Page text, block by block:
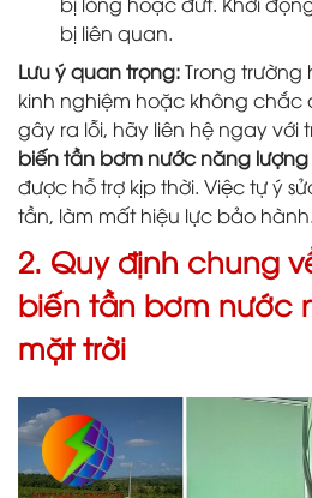
bị liên quan.
Lưu ý quan trọng:Trong
kinh nghiệm hoặc không
gây ra lỗi, hãy liên hệ ngay với
biến tần bơm nước năng lượng
được hỗ trợ kịp thời. Việc tự ý
tần, làm mất hiệu lực bảo hành.
2. Quy định chung
biến tần bơm nước
mặt trời